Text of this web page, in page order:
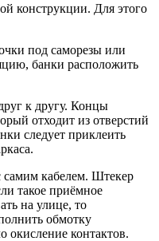
конструкции. Для этого
под саморезы или
банки расположить
к другу. Концы
отходит из отверстий
следует приклеить
самим кабелем. Штекер
такое приёмное
на улице, то
обмотку
окисление контактов.